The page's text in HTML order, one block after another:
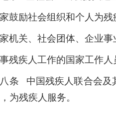
鼓励社会组织和个人为残
机关、社会团体、企业
残疾人工作的国家工作
条 中国残疾人联合会及
为残疾人服务。